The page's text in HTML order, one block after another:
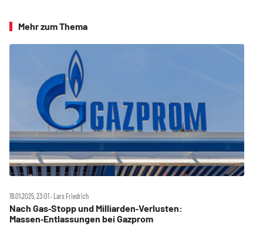
Mehr zum Thema
18.01.2025, 23:01 ‧ Lars Friedrich
Nach Gas‑Stopp und Milliarden‑Verlusten:
Massen‑Entlassungen bei Gazprom